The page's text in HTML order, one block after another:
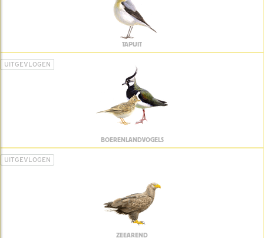
TAPUIT
UITGEVLOGEN
BOERENLANDVOGELS
UITGEVLOGEN
ZEEAREND